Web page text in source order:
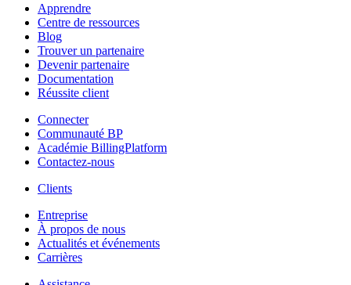
Apprendre
Centre de ressources
Blog
Trouver un partenaire
Devenir partenaire
Documentation
Réussite client
Connecter
Communauté BP
Académie BillingPlatform
Contactez-nous
Clients
Entreprise
À propos de nous
Actualités et événements
Carrières